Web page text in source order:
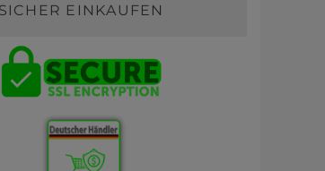
SICHER EINKAUFEN